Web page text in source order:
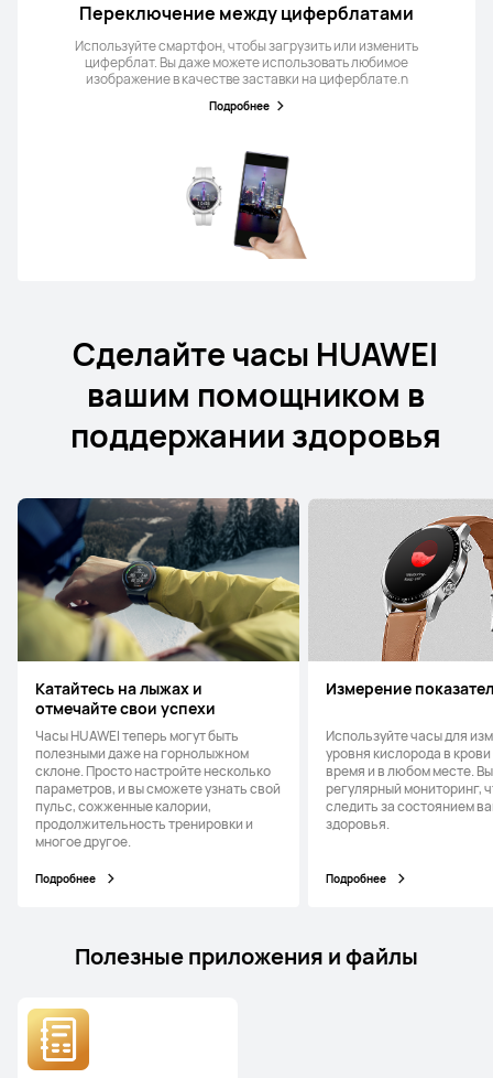
Переключение между циферблатами
Используйте смартфон, чтобы загрузить или изменить
циферблат. Вы даже можете использовать любимое
изображение в качестве заставки на циферблате.n
Подробнее
Сделайте часы HUAWEI
вашим помощником в
поддержании здоровья
Катайтесь на лыжах и
отмечайте свои успехи
Часы HUAWEI теперь могут быть
полезными даже на горнолыжном
склоне. Просто настройте несколько
параметров, и вы сможете узнать свой
пульс, сожженные калории,
продолжительность тренировки и
многое другое.
Подробнее
Измерение
Используйте часы для
уровня кислорода в
время и в любом месте.
регулярный мониторинг,
следить за состоянием
здоровья.
Подробнее
Полезные приложения и файлы